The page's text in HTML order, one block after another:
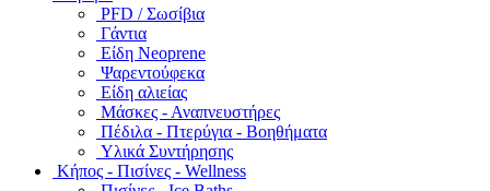
PFD / Σωσίβια
Γάντια
Είδη Neoprene
Ψαρεντούφεκα
Είδη αλιείας
Μάσκες - Αναπνευστήρες
Πέδιλα - Πτερύγια - Βοηθήματα
Υλικά Συντήρησης
Κήπος - Πισίνες - Wellness